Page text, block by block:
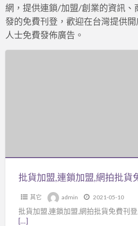
網，提供連鎖/加盟/創業的資訊
發的免費刊登，歡迎在台灣提供
人士免費發佈廣告。
網
其它 admin 2021-05-10
批貨加盟,連鎖加盟,網拍批貨免費刊
[…]